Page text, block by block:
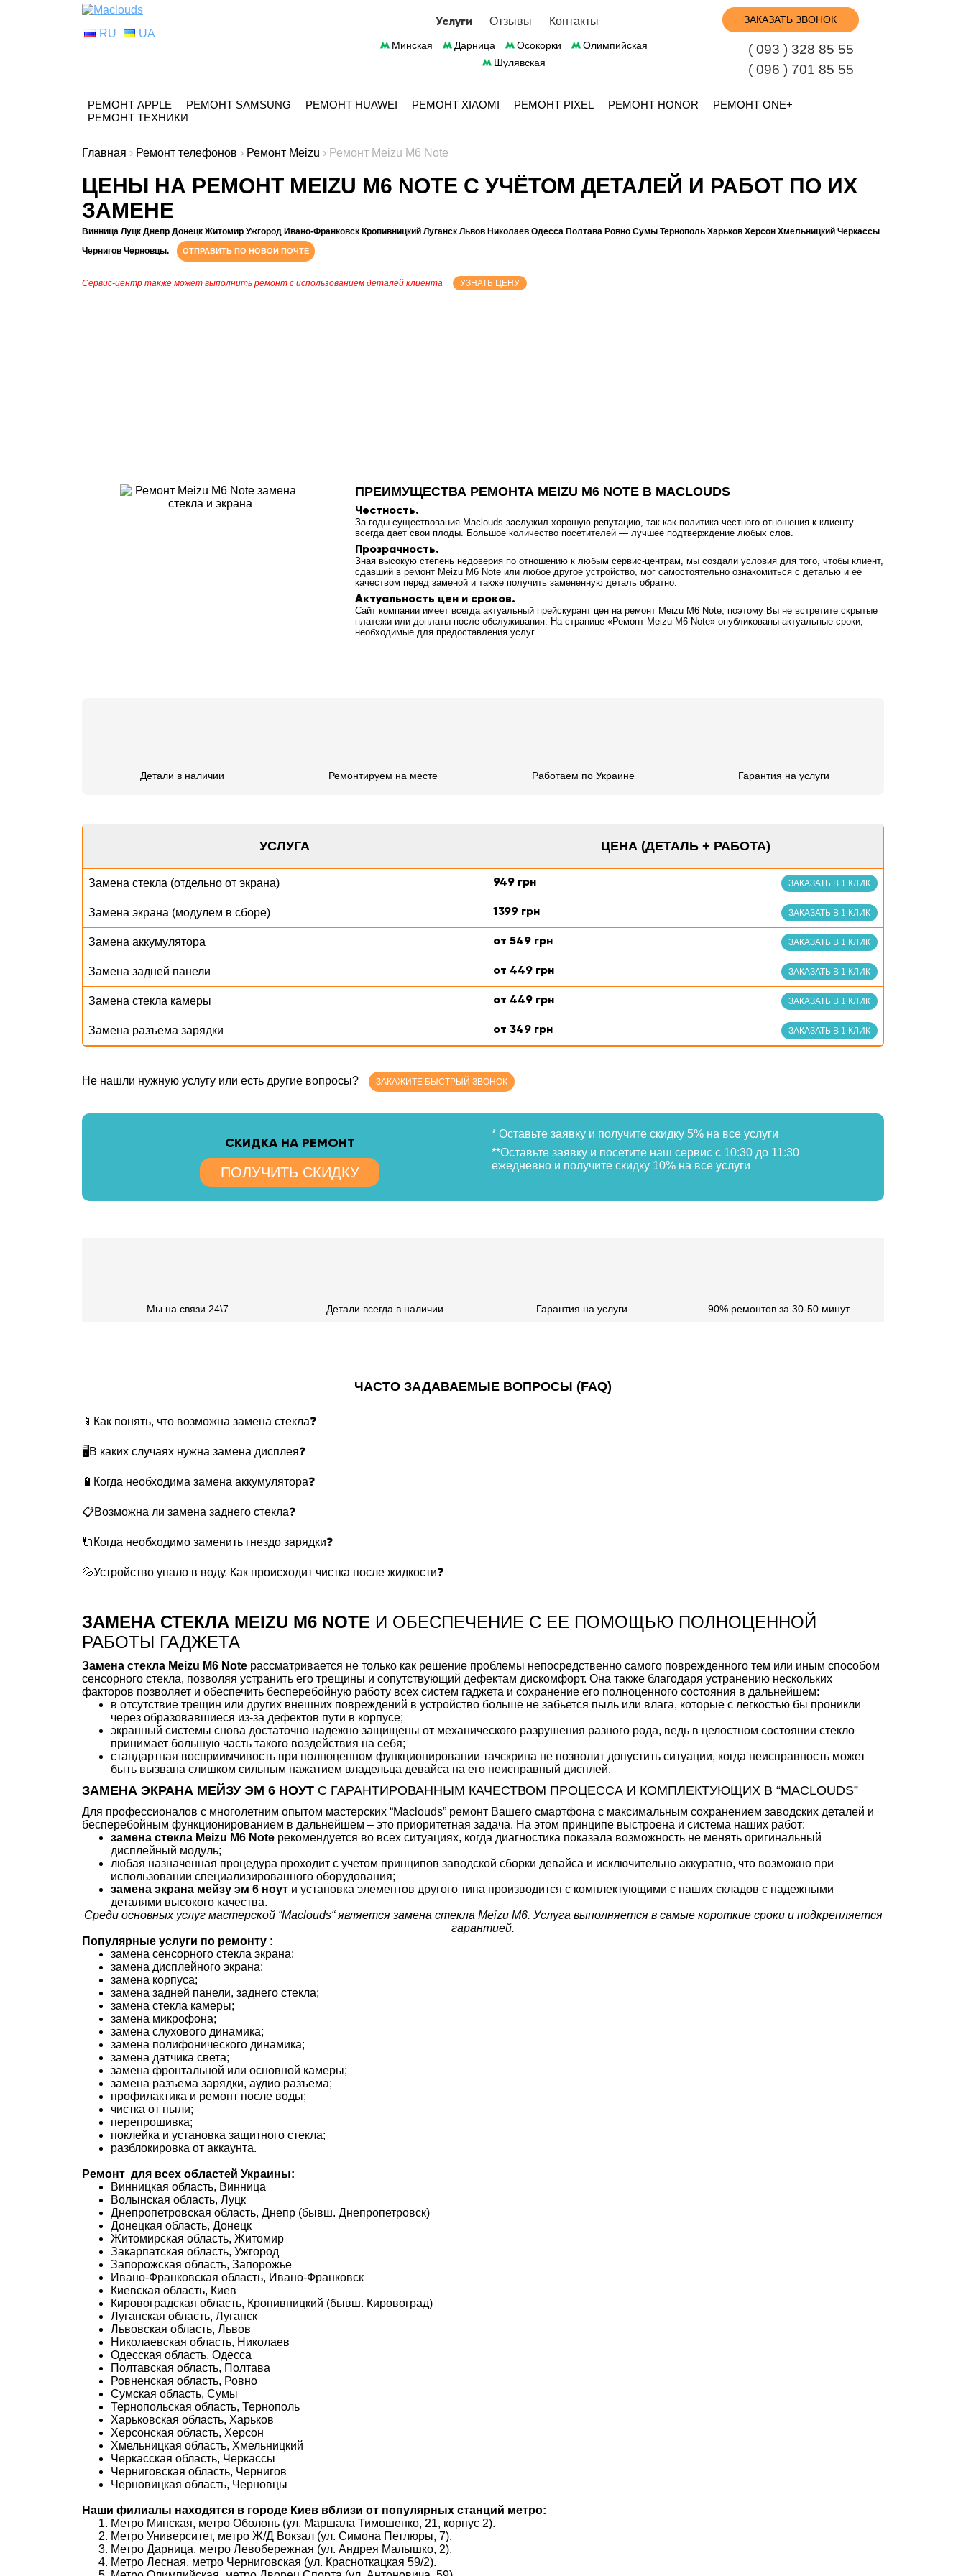
RU UA
Услуги Отзывы Контакты
Минская Дарница Осокорки
Олимпийская
Шулявская
ЗАКАЗАТЬ ЗВОНОК
( 093 ) 328 85 55
( 096 ) 701 85 55
РЕМОНТ APPLE РЕМОНТ SAMSUNG РЕМОНТ HUAWEI РЕМОНТ XIAOMI РЕМОНТ PIXEL РЕМОНТ HONOR
РЕМОНТ ONE+
РЕМОНТ ТЕХНИКИ
Главная › Ремонт телефонов › Ремонт Meizu › Ремонт Meizu M6 Note
ЦЕНЫ НА РЕМОНТ MEIZU M6 NOTE С УЧЁТОМ ДЕТАЛЕЙ И РАБОТ ПО ИХ
ЗАМЕНЕ
Винница Луцк Днепр Донецк Житомир Ужгород Ивано-Франковск Кропивницкий Луганск Львов Николаев Одесса Полтава Ровно Сумы Тернополь Харьков Херсон Хмельницкий Черкассы
Чернигов Черновцы.
ОТПРАВИТЬ ПО НОВОЙ ПОЧТЕ
Сервис-центр также может выполнить ремонт с использованием деталей клиента УЗНАТЬ ЦЕНУ
ПРЕИМУЩЕСТВА РЕМОНТА MEIZU M6 NOTE В MACLOUDS
Честность.
За годы существования Maclouds заслужил хорошую репутацию, так как политика честного отношения к клиенту
всегда дает свои плоды. Большое количество посетителей — лучшее подтверждение любых слов.
Прозрачность.
Зная высокую степень недоверия по отношению к любым сервис-центрам, мы создали условия для того, чтобы клиент,
сдавший в ремонт Meizu M6 Note или любое другое устройство, мог самостоятельно ознакомиться с деталью и её
качеством перед заменой и также получить замененную деталь обратно.
Актуальность цен и сроков.
Сайт компании имеет всегда актуальный прейскурант цен на ремонт Meizu M6 Note, поэтому Вы не встретите скрытые
платежи или доплаты после обслуживания. На странице «Ремонт Meizu M6 Note» опубликованы актуальные сроки,
необходимые для предоставления услуг.
Детали в наличии Ремонтируем на месте Работаем по Украине Гарантия на услуги
УСЛУГА ЦЕНА (ДЕТАЛЬ + РАБОТА)
Замена стекла (отдельно от экрана) 949 грн ЗАКАЗАТЬ В 1 КЛИК
Замена экрана (модулем в сборе) 1399 грн ЗАКАЗАТЬ В 1 КЛИК
Замена аккумулятора от 549 грн ЗАКАЗАТЬ В 1 КЛИК
Замена задней панели от 449 грн ЗАКАЗАТЬ В 1 КЛИК
Замена стекла камеры от 449 грн ЗАКАЗАТЬ В 1 КЛИК
Замена разъема зарядки от 349 грн ЗАКАЗАТЬ В 1 КЛИК
Не нашли нужную услугу или есть другие вопросы? ЗАКАЖИТЕ БЫСТРЫЙ ЗВОНОК
CКИДКА НА РЕМОНТ
ПОЛУЧИТЬ СКИДКУ
* Оставьте заявку и получите скидку 5% на все услуги
**Оставьте заявку и посетите наш сервис с 10:30 до 11:30
ежедневно и получите скидку 10% на все услуги
Мы на связи 24\7 Детали всегда в наличии Гарантия на услуги 90% ремонтов за 30-50 минут
ЧАСТО ЗАДАВАЕМЫЕ ВОПРОСЫ (FAQ)
📱Как понять, что возможна замена стекла❓
🖥В каких случаях нужна замена дисплея❓
🔋Когда необходима замена аккумулятора❓
📋Возможна ли замена заднего стекла❓
🔌Когда необходимо заменить гнездо зарядки❓
💦Устройство упало в воду. Как происходит чистка после жидкости❓
ЗАМЕНА СТЕКЛА MEIZU M6 NOTE И ОБЕСПЕЧЕНИЕ С ЕЕ ПОМОЩЬЮ ПОЛНОЦЕННОЙ
РАБОТЫ ГАДЖЕТА
Замена стекла Meizu M6 Note рассматривается не только как решение проблемы непосредственно самого поврежденного тем или иным способом
сенсорного стекла, позволяя устранить его трещины и сопутствующий дефектам дискомфорт. Она также благодаря устранению нескольких
факторов позволяет и обеспечить бесперебойную работу всех систем гаджета и сохранение его полноценного состояния в дальнейшем:
в отсутствие трещин или других внешних повреждений в устройство больше не забьется пыль или влага, которые с легкостью бы проникли
через образовавшиеся из-за дефектов пути в корпусе;
экранный системы снова достаточно надежно защищены от механического разрушения разного рода, ведь в целостном состоянии стекло
принимает большую часть такого воздействия на себя;
стандартная восприимчивость при полноценном функционировании тачскрина не позволит допустить ситуации, когда неисправность может
быть вызвана слишком сильным нажатием владельца девайса на его неисправный дисплей.
ЗАМЕНА ЭКРАНА МЕЙЗУ ЭМ 6 НОУТ С ГАРАНТИРОВАННЫМ КАЧЕСТВОМ ПРОЦЕССА И КОМПЛЕКТУЮЩИХ В “MACLOUDS”
Для профессионалов с многолетним опытом мастерских “Maclouds” ремонт Вашего смартфона с максимальным сохранением заводских деталей и
бесперебойным функционированием в дальнейшем – это приоритетная задача. На этом принципе выстроена и система наших работ:
замена стекла Meizu M6 Note рекомендуется во всех ситуациях, когда диагностика показала возможность не менять оригинальный
дисплейный модуль;
любая назначенная процедура проходит с учетом принципов заводской сборки девайса и исключительно аккуратно, что возможно при
использовании специализированного оборудования;
замена экрана мейзу эм 6 ноут и установка элементов другого типа производится с комплектующими с наших складов с надежными
деталями высокого качества.
Среди основных услуг мастерской “Maclouds“ является замена стекла Meizu M6. Услуга выполняется в самые короткие сроки и подкрепляется
гарантией.
Популярные услуги по ремонту :
замена сенсорного стекла экрана;
замена дисплейного экрана;
замена корпуса;
замена задней панели, заднего стекла;
замена стекла камеры;
замена микрофона;
замена слухового динамика;
замена полифонического динамика;
замена датчика света;
замена фронтальной или основной камеры;
замена разъема зарядки, аудио разъема;
профилактика и ремонт после воды;
чистка от пыли;
перепрошивка;
поклейка и установка защитного стекла;
разблокировка от аккаунта.
Ремонт для всех областей Украины:
Винницкая область, Винница
Волынская область, Луцк
Днепропетровская область, Днепр (бывш. Днепропетровск)
Донецкая область, Донецк
Житомирская область, Житомир
Закарпатская область, Ужгород
Запорожская область, Запорожье
Ивано-Франковская область, Ивано-Франковск
Киевская область, Киев
Кировоградская область, Кропивницкий (бывш. Кировоград)
Луганская область, Луганск
Львовская область, Львов
Николаевская область, Николаев
Одесская область, Одесса
Полтавская область, Полтава
Ровненская область, Ровно
Сумская область, Сумы
Тернопольская область, Тернополь
Харьковская область, Харьков
Херсонская область, Херсон
Хмельницкая область, Хмельницкий
Черкасская область, Черкассы
Черниговская область, Чернигов
Черновицкая область, Черновцы
Наши филиалы находятся в городе Киев вблизи от популярных станций метро:
Метро Минская, метро Оболонь (ул. Маршала Тимошенко, 21, корпус 2).
Метро Университет, метро Ж/Д Вокзал (ул. Симона Петлюры, 7).
Метро Дарница, метро Левобережная (ул. Андрея Малышко, 2).
Метро Лесная, метро Черниговская (ул. Красноткацкая 59/2).